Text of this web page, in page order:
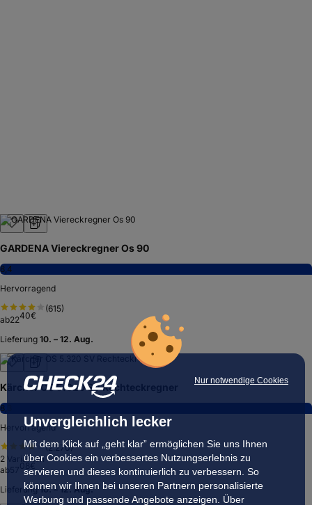
Nur notwendige Cookies
Unvergleichlich lecker
Mit dem Klick auf „geht klar” ermöglichen Sie uns Ihnen
über Cookies ein verbessertes Nutzungserlebnis zu
servieren und dieses kontinuierlich zu verbessern. So
können wir Ihnen bei unseren Partnern personalisierte
Werbung und passende Angebote anzeigen. Über
GARDENA Viereckregner Os 90
8,4
Hervorragend
(615)
ab2240€
Lieferung 10. – 12. Aug.
Kärcher OS 5.320 SV Rechteckregner
8,3
Hervorragend
(2.270)
2 Varianten
ab
Lieferung 10. – 12. Aug.